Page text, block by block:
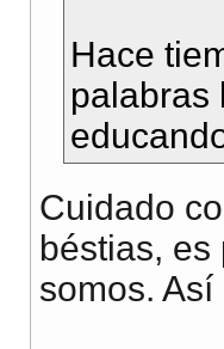
Hace
palabras
Cuidado
béstias,
somos.